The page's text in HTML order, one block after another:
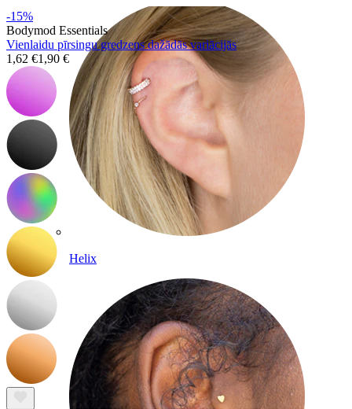
Helix
-15%
Bodymod Essentials
Vienlaidu pīrsingu gredzens dažādās variācijās
1,62 €1,90 €